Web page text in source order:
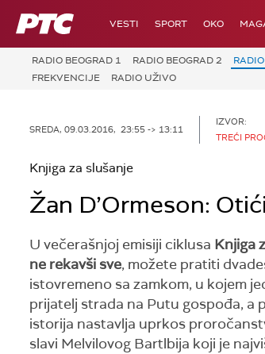
RTS VESTI SPORT OKO
RADIO BEOGRAD 1 RADIO BEOGRAD 2
FREKVENCIJE
RADIO UŽIVO
SREDA, 09.03.2016, 23:55 -> 13:11
IZVOR:
TREĆI
Knjiga za slušanje
Žan D’Ormeson:
U večerašnjoj emisiji ciklusa Knjiga
ne rekavši sve, možete pratiti
istovremeno sa zamkom, u kojem
prijatelj strada na Putu gospođa, a
istorija nastavlja uprkos
slavi Melvilovog Bartlbija koji je